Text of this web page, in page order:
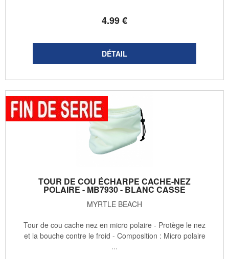
4.99€
TOUR DE COU ÉCHARPE CACHE-NEZ
POLAIRE - MB7930 - BLANC CASSE
MYRTLE BEACH
Tour de cou cache nez en micro polaire - Protège le nez
et la bouche contre le froid - Composition : Micro polaire
...